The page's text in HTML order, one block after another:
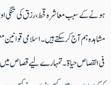
ہونے کے سبب معاشرہ قحط، رزق کی تنگی
مشاہدہ ہم آج کرسکتے ہیں۔ اسلامی